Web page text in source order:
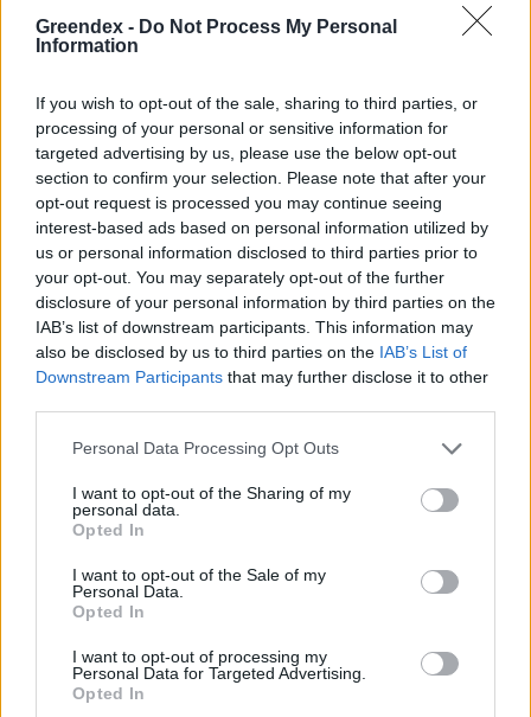
Greendex - Do Not Process My Personal
Information
If you wish to opt-out of the sale, sharing to third parties, or
processing of your personal or sensitive information for
targeted advertising by us, please use the below opt-out
section to confirm your selection. Please note that after your
opt-out request is processed you may continue seeing
interest-based ads based on personal information utilized by
us or personal information disclosed to third parties prior to
your opt-out. You may separately opt-out of the further
disclosure of your personal information by third parties on the
IAB’s list of downstream participants. This information may
also be disclosed by us to third parties on the IAB’s List of
Downstream Participants that may further disclose it to other
Personal Data Processing Opt Outs
I want to opt-out of the Sharing of my
personal data.
Opted In
I want to opt-out of the Sale of my
Personal Data.
Opted In
I want to opt-out of processing my
Personal Data for Targeted Advertising.
Opted In
Szöllősi Gáborral, a Gardenfutura ügyvezetőjével beszélgettünk.
Történelmi aszály sújtja Nagy-
Britanniát is
SZEMLE
Elképesztő felvétel mutatja meg,
mekkora a különbség az áradó és a
kiszáradó Duna között
ÉLŐ BOLYGÓNK